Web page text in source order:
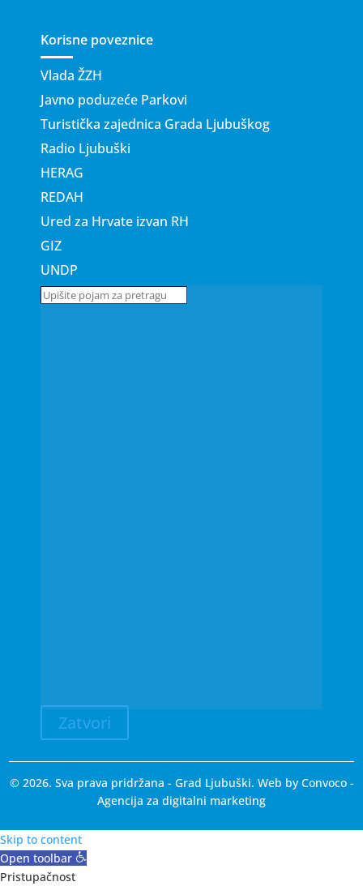
Korisne poveznice
Vlada ŽZH
Javno poduzeće Parkovi
Turistička zajednica Grada Ljubuškog
Radio Ljubuški
HERAG
REDAH
Ured za Hrvate izvan RH
GIZ
UNDP
Zatvori
© 2026. Sva prava pridržana - Grad Ljubuški. Web by Convoco-
Agencija za digitalni marketing
Skip to content
Open toolbar
Pristupačnost